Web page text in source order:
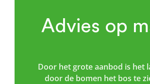
Advies op
Door het grote aanbod is het
door de bomen het bos te